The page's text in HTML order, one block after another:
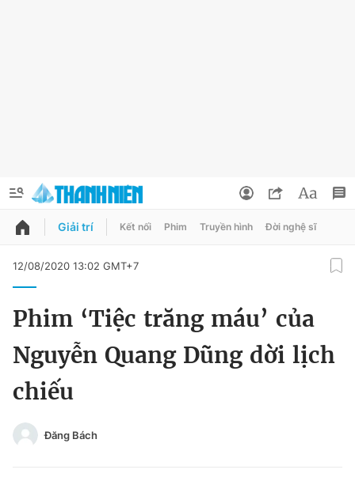
QUẢNG CÁO
Chuyên mục khác
Đổi mật khẩu
Tin đã lưu
Tin đã xem
Đăng xuất
Giải trí Kết nối Phim Truyền hình Đời nghệ sĩ
12/08/2020 13:02 GMT+7
Phim ‘Tiệc trăng máu’ của
Nguyễn Quang Dũng dời lịch
chiếu
Đăng Bách